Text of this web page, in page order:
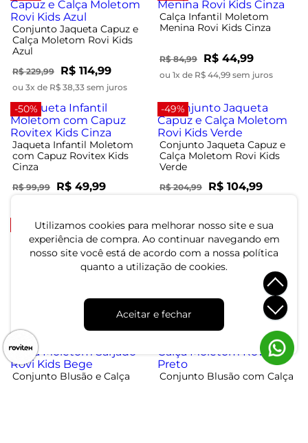
Utilizamos cookies para melhorar nosso site e sua
experiência de compra. Ao continuar navegando em
nosso site você está de acordo com a nossa política
quanto a utilização de cookies.
Aceitar e fechar
Conjunto Jaqueta Capuz e
Calça Moletom Rovi Kids
Azul
R$ 229,99 R$ 114,99
ou 3x de R$ 38,33 sem juros
Calça Infantil Moletom
Menina Rovi Kids Cinza
R$ 84,99 R$ 44,99
ou 1x de R$ 44,99 sem juros
-50%
Jaqueta Infantil Moletom
com Capuz Rovitex Kids
Cinza
R$ 99,99 R$ 49,99
-49%
Conjunto Jaqueta Capuz e
Calça Moletom Rovi Kids
Verde
R$ 204,99 R$ 104,99
-48%
Jaqueta Infantil Moletom
com Capuz Rovitex Kids
R$ 74,99
ou 2x de R$ 37,49 sem juros
-20%
Conjunto Infantil Menino
em Moletom Trick Nick
R$ 219,99
ou 7x de R$ 31,42 sem juros
-50%
Conjunto Blusão e Calça
Conjunto Blusão com Calça